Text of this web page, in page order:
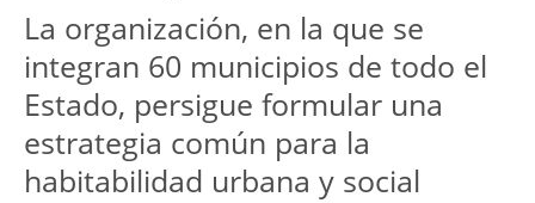
La organización, en la que se
integran 60 municipios de todo el
Estado, persigue formular una
estrategia común para la
habitabilidad urbana y social